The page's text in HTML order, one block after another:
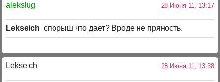
alekslug 28 Июня 11, 13:17
Lekseich спорыш что дает? Вроде не пряность.
Lekseich 28 Июня 11, 13:38